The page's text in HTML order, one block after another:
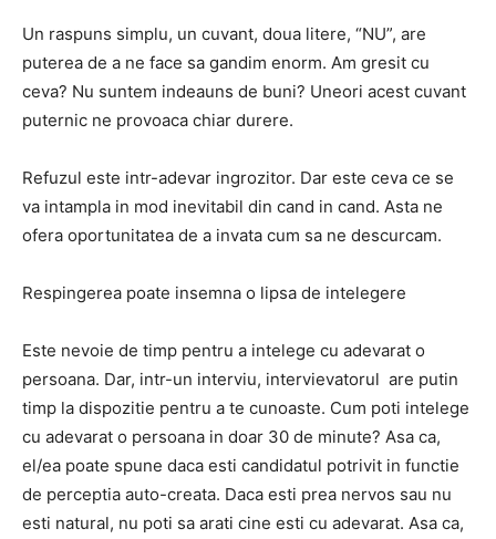
Un raspuns simplu, un cuvant, doua litere, “NU”, are
puterea de a ne face sa gandim enorm. Am gresit cu
ceva? Nu suntem indeauns de buni? Uneori acest cuvant
puternic ne provoaca chiar durere.
Refuzul este intr-adevar ingrozitor. Dar este ceva ce se
va intampla in mod inevitabil din cand in cand. Asta ne
ofera oportunitatea de a invata cum sa ne descurcam.
Respingerea poate insemna o lipsa de intelegere
Este nevoie de timp pentru a intelege cu adevarat o
persoana. Dar, intr-un interviu, intervievatorul are putin
timp la dispozitie pentru a te cunoaste. Cum poti intelege
cu adevarat o persoana in doar 30 de minute? Asa ca,
el/ea poate spune daca esti candidatul potrivit in functie
de perceptia auto-creata. Daca esti prea nervos sau nu
esti natural, nu poti sa arati cine esti cu adevarat. Asa ca,